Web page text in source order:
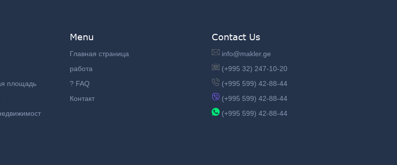
площадь
Menu
Главная страница
работа
? FAQ
Контакт
Contact Us
info@makler.ge
(+995 32) 247-10-20
(+995 599) 42-88-44
(+995 599) 42-88-44
(+995 599) 42-88-44